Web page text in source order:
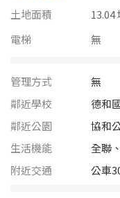
嘉義市
嘉義縣
台南市
坪數
20~30 坪
60~70 坪
土地面積
13.04
電梯
無
管理方式
無
鄰近學校
德和
鄰近公園
協和
生活機能
全聯
附近交通
公車